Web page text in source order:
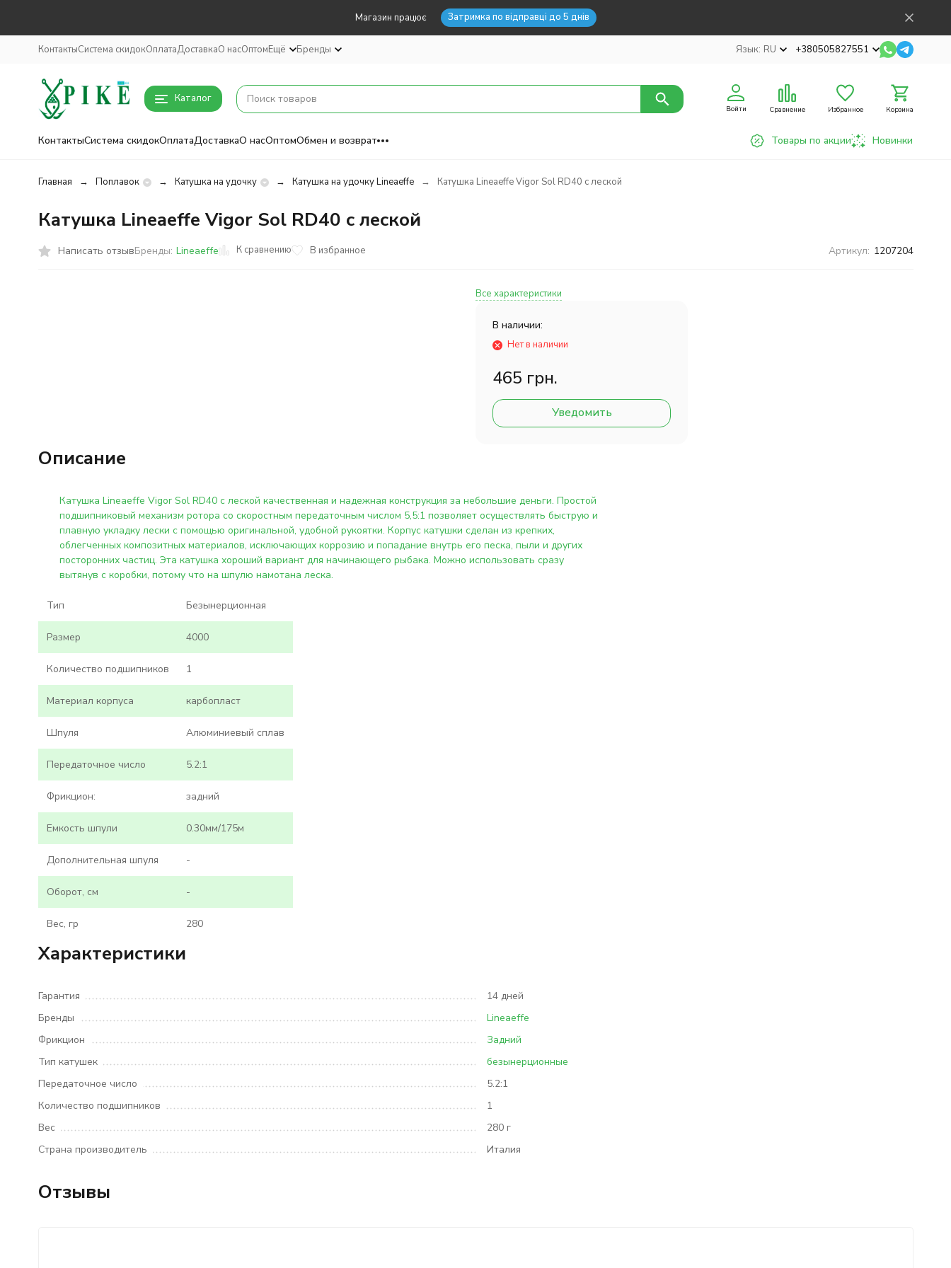
Магазин працює Затримка по відправці до 5 днів
КонтактыСистема скидокОплатаДоставкаО насОптомЕщё Бренды Язык: RU +380505827551
Каталог
Войти Сравнение Избранное Корзина
КонтактыСистема скидокОплатаДоставкаО насОптомОбмен и возврат Товары по акции Новинки
Главная Поплавок Катушка на удочку Катушка на удочку Lineaeffe Катушка Lineaeffe Vigor Sol RD40 с леской
Катушка Lineaeffe Vigor Sol RD40 с леской
Написать отзывБренды: Lineaeffe К сравнению В избранное Артикул: 1207204
Все характеристики
В наличии:
Нет в наличии
465 грн.
Уведомить
Описание
Катушка Lineaeffe Vigor Sol RD40 с леской качественная и надежная конструкция за небольшие деньги. Простой
подшипниковый механизм ротора со скоростным передаточным числом 5,5:1 позволяет осуществлять быструю и
плавную укладку лески с помощью оригинальной, удобной рукоятки. Корпус катушки сделан из крепких,
облегченных композитных материалов, исключающих коррозию и попадание внутрь его песка, пыли и других
посторонних частиц. Эта катушка хороший вариант для начинающего рыбака. Можно использовать сразу
вытянув с коробки, потому что на шпулю намотана леска.
Тип Безынерционная
Размер 4000
Количество подшипников 1
Материал корпуса карбопласт
Шпуля Алюминиевый сплав
Передаточное число 5.2:1
Фрикцион: задний
Емкость шпули 0.30мм/175м
Дополнительная шпуля -
Оборот, см -
Вес, гр 280
Характеристики
Гарантия
14 дней
Бренды
Lineaeffe
Фрикцион
Задний
Тип катушек
безынерционные
Передаточное число
5.2:1
Количество подшипников
1
Вес
280 г
Страна производитель
Италия
Отзывы